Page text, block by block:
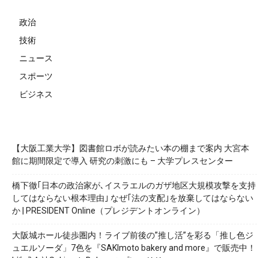
政治
技術
ニュース
スポーツ
ビジネス
【大阪工業大学】図書館ロボが読みたい本の棚まで案内 大宮本
館に期間限定で導入 研究の刺激にも – 大学プレスセンター
橋下徹｢日本の政治家が､イスラエルのガザ地区大規模攻撃を支持
してはならない根本理由｣ なぜ｢法の支配｣を放棄してはならない
か | PRESIDENT Online（プレジデントオンライン）
大阪城ホール徒歩圏内！ライブ前後の”推し活”を彩る「推し色ジ
ュエルソーダ」7色を『SAKImoto bakery and more』で販売中！